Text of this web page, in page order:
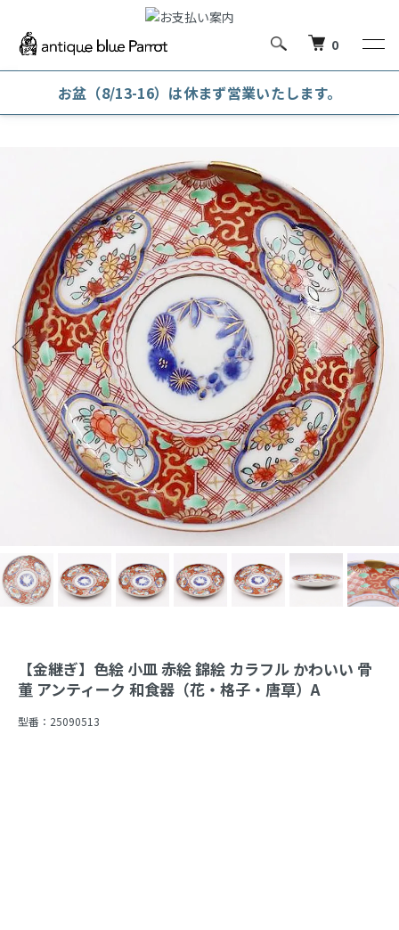
0
お盆（8/13-16）は休まず営業いたします。
金継ぎ
【金継ぎ】色絵 小皿 赤絵 錦絵 カラフル かわいい 骨
董 アンティーク 和食器（花・格子・唐草）A
型番： 25090513